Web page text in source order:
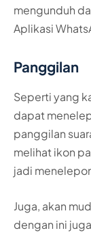
mengunduh
Aplikasi
Panggilan
Seperti yang
dapat
panggilan
melihat ikon
jadi
Juga, akan
dengan ini